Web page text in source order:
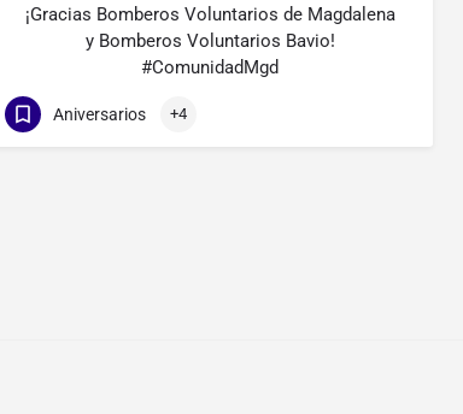
¡Gracias Bomberos Voluntarios de Magdalena
y Bomberos Voluntarios Bavio!
#ComunidadMgd
Aniversarios +4